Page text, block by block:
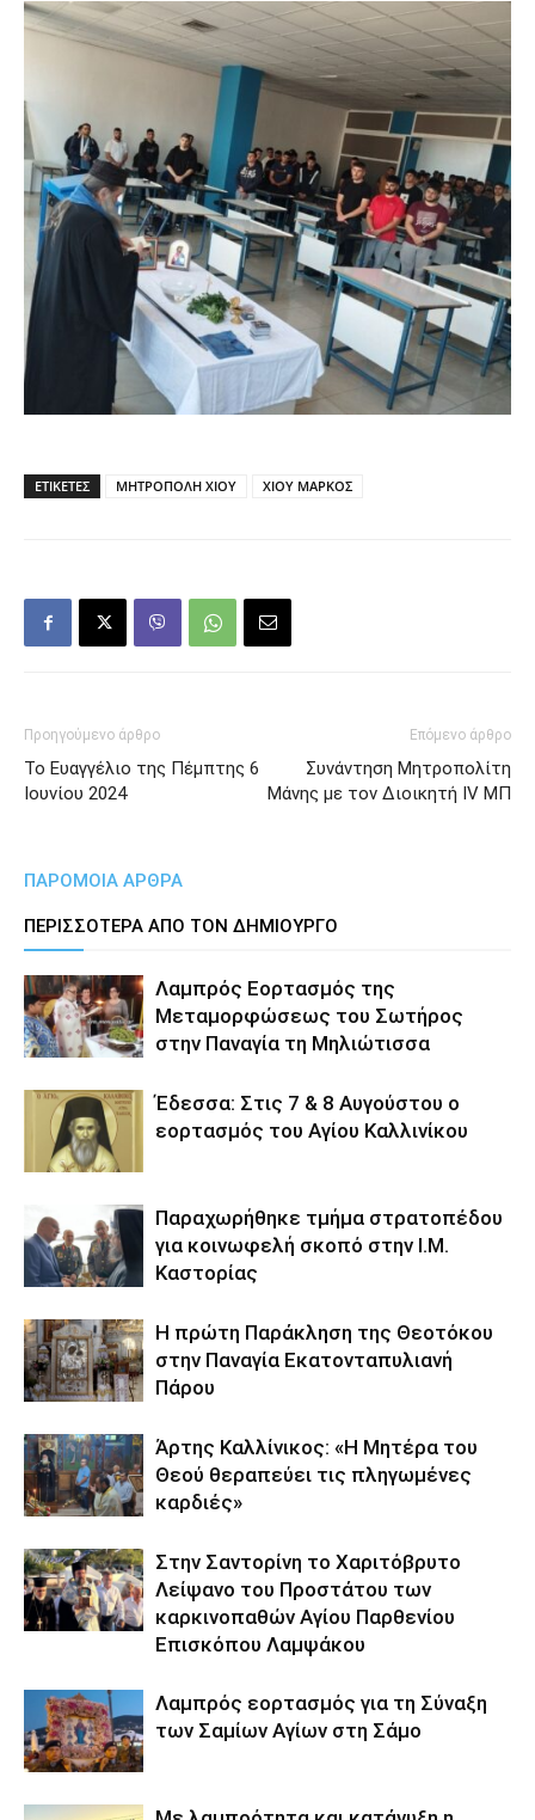
ΕΤΙΚΕΤΕΣ ΜΗΤΡΟΠΟΛΗ ΧΙΟΥ ΧΙΟΥ ΜΑΡΚΟΣ
Προηγούμενο άρθρο
Το Ευαγγέλιο της Πέμπτης 6
Ιουνίου 2024
Επόμενο άρθρο
Συνάντηση Μητροπολίτη
Μάνης με τον Διοικητή IV ΜΠ
ΠΑΡΟΜΟΙΑ ΑΡΘΡΑ
ΠΕΡΙΣΣΟΤΕΡΑ ΑΠΟ ΤΟΝ ΔΗΜΙΟΥΡΓΟ
Λαμπρός Εορτασμός της
Μεταμορφώσεως του Σωτήρος
στην Παναγία τη Μηλιώτισσα
Έδεσσα: Στις 7 & 8 Αυγούστου ο
εορτασμός του Αγίου Καλλινίκου
Παραχωρήθηκε τμήμα στρατοπέδου
για κοινωφελή σκοπό στην Ι.Μ.
Καστορίας
Η πρώτη Παράκληση της Θεοτόκου
στην Παναγία Εκατονταπυλιανή
Πάρου
Άρτης Καλλίνικος: «Η Μητέρα του
Θεού θεραπεύει τις πληγωμένες
καρδιές»
Στην Σαντορίνη το Χαριτόβρυτο
Λείψανο του Προστάτου των
καρκινοπαθών Αγίου Παρθενίου
Επισκόπου Λαμψάκου
Λαμπρός εορτασμός για τη Σύναξη
των Σαμίων Αγίων στη Σάμο